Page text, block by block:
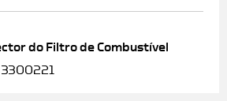
do Filtro de Combustível
3300221